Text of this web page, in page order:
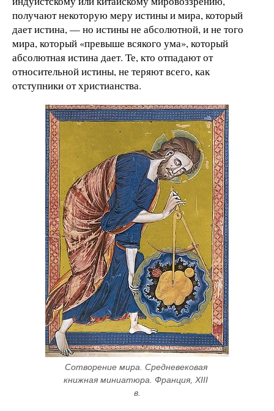
получают некоторую меру истины и мира, который
дает истина, — но истины не абсолютной, и не того
мира, который «превыше всякого ума», который
абсолютная истина дает. Те, кто отпадают от
относительной истины, не теряют всего, как
отступники от христианства.
Сотворение мира. Средневековая
книжная миниатюра. Франция, XIII
в.